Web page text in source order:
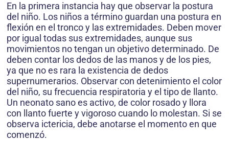
En la primera instancia hay que observar la postura
del niño. Los niños a término guardan una postura en
flexión en el tronco y las extremidades. Deben mover
por igual todas sus extremidades, aunque sus
movimientos no tengan un objetivo determinado. De
deben contar los dedos de las manos y de los pies,
ya que no es rara la existencia de dedos
supernumerarios. Observar con detenimiento el color
del niño, su frecuencia respiratoria y el tipo de llanto.
Un neonato sano es activo, de color rosado y llora
con llanto fuerte y vigoroso cuando lo molestan. Si se
observa ictericia, debe anotarse el momento en que
comenzó.